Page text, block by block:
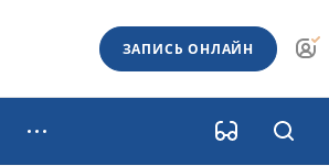
ЗАПИСЬ ОНЛАЙН